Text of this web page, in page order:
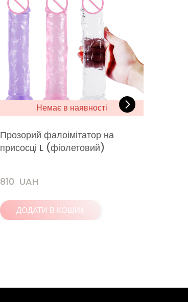
Немає в наявності
Прозорий фалоімітатор на
присосці L (фіолетовий)
810  UAH
ДОДАТИ В КОШИК